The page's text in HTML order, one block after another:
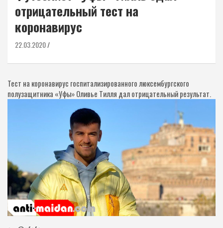
отрицательный тест на
коронавирус
22.03.2020
Тест на коронавирус госпитализированного люксембургского
полузащитника «Уфы» Оливье Тилля дал отрицательный результат.